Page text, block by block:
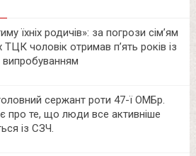
їхніх родичів»: за погрози сім’ям
ТЦК чоловік отримав п’ять років із
випробуванням
сержант роти 47-ї ОМБр.
про те, що люди все активніше
із СЗЧ.